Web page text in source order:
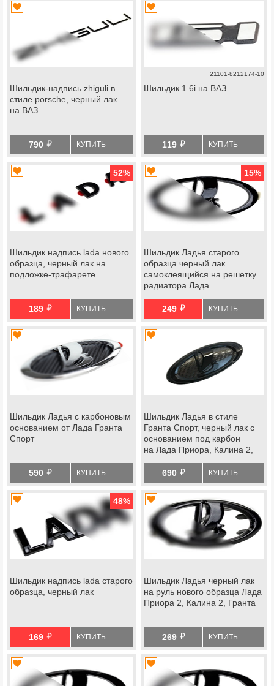
Шильдик-надпись zhiguli в
стиле porsche, черный лак
на ВАЗ
790 й КУПИТЬ
21101-8212174-10
Шильдик 1.6i на ВАЗ
119 й КУПИТЬ
52%
Шильдик надпись lada нового
образца, черный лак на
подложке-трафарете
189 й КУПИТЬ
15%
Шильдик Ладья старого
образца черный лак
самоклеящийся на решетку
радиатора Лада
багажника Гранта, Калина 2
249 й КУПИТЬ
Шильдик Ладья с карбоновым
основанием от Лада Гранта
Спорт
590 й КУПИТЬ
Шильдик Ладья в стиле
Гранта Спорт, черный лак с
основанием под карбон
на Лада Приора, Калина 2,
690 й КУПИТЬ
48%
Шильдик надпись lada старого
образца, черный лак
169 й КУПИТЬ
Шильдик Ладья черный лак
на руль нового образца Лада
Приора 2, Калина 2, Гранта
269 й КУПИТЬ